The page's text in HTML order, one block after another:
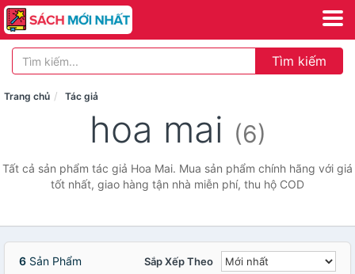
Tìm kiếm
Trang chủ Tác giả
hoa mai (6)
Tất cả sản phẩm tác giả Hoa Mai. Mua sản phẩm chính hãng với giá
tốt nhất, giao hàng tận nhà miễn phí, thu hộ COD
6 Sản Phẩm Sắp Xếp Theo